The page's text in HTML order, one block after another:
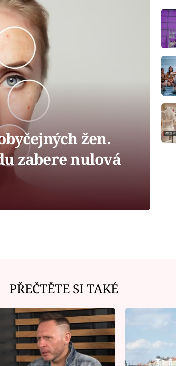
žen.
zabere nulová
PŘEČTĚTE SI TAKÉ